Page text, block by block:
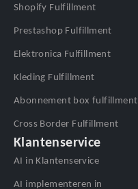
Shopify Fulfillment
Prestashop Fulfillment
Elektronica Fulfillment
Kleding Fulfillment
Abonnement box fulfillment
Cross Border Fulfillment
Klantenservice
AI in Klantenservice
AI implementeren in